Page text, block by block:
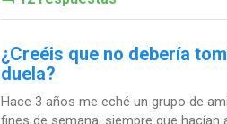
¿Creéis que no debería
duela?
Hace 3 años me eché un grupo de
fines de semana, siempre que